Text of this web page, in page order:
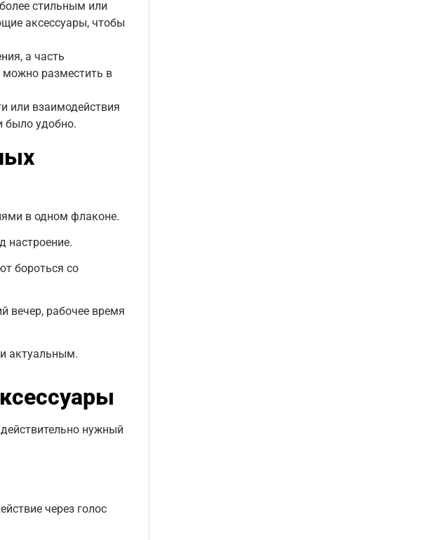
стильным или
аксессуары, чтобы
а часть
можно разместить в
или взаимодействия
было удобно.
в одном флаконе.
настроение.
бороться со
вечер, рабочее время
актуальным.
нужный
через голос